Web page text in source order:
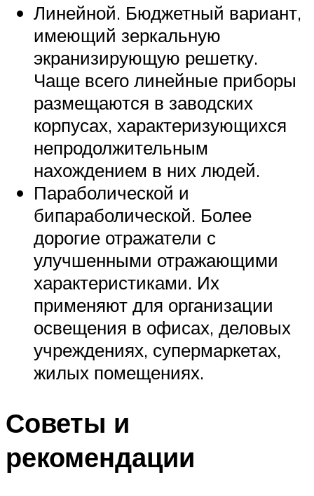
Линейной. Бюджетный вариант,
имеющий зеркальную
экранизирующую решетку.
Чаще всего линейные приборы
размещаются в заводских
корпусах, характеризующихся
непродолжительным
нахождением в них людей.
Параболической и
бипараболической. Более
дорогие отражатели с
улучшенными отражающими
характеристиками. Их
применяют для организации
освещения в офисах, деловых
учреждениях, супермаркетах,
жилых помещениях.
Советы и
рекомендации